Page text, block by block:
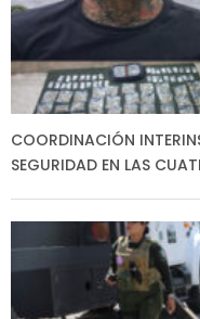
COORDINACIÓN
SEGURIDAD EN LAS